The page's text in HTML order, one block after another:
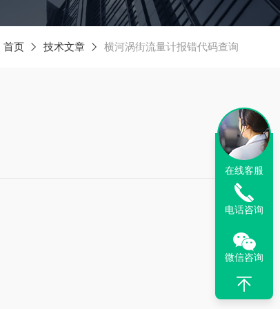
首页 技术文章 横河涡街流量计报错代码查询
在线客服
电话咨询
微信咨询